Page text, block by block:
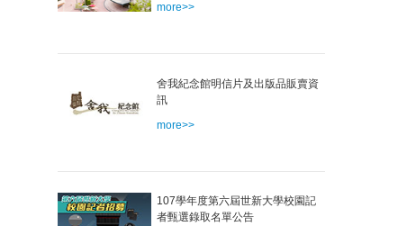
more>>
舍我紀念館明信片及出版品販賣資
訊
more>>
107學年度第六屆世新大學校園記
者甄選錄取名單公告